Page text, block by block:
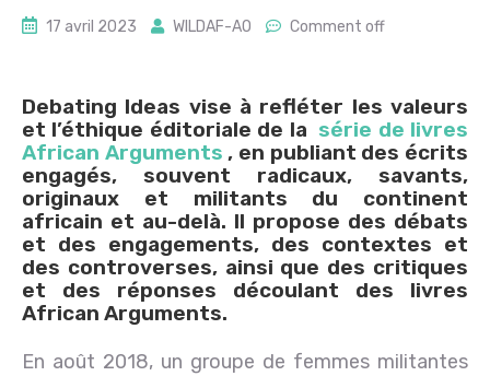
17 avril 2023 WILDAF-AO Comment off
Debating Ideas vise à refléter les valeurs
et l’éthique éditoriale de lasérie de livres
African Arguments , en publiant des écrits
engagés, souvent radicaux, savants,
originaux et militants du continent
africain et au-delà. Il propose des débats
et des engagements, des contextes et
des controverses, ainsi que des critiques
et des réponses découlant des livres
African Arguments.
En août 2018, un groupe de femmes militantes